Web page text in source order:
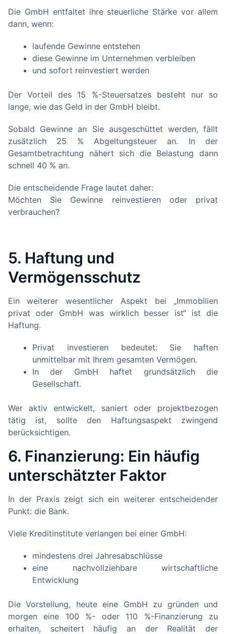
Die GmbH entfaltet ihre steuerliche Stärke vor allem
dann, wenn:
laufende Gewinne entstehen
diese Gewinne im Unternehmen verbleiben
und sofort reinvestiert werden
Der Vorteil des 15 %-Steuersatzes besteht nur so
lange, wie das Geld in der GmbH bleibt.
Sobald Gewinne an Sie ausgeschüttet werden, fällt
zusätzlich 25 % Abgeltungsteuer an. In der
Gesamtbetrachtung nähert sich die Belastung dann
schnell 40 % an.
Die entscheidende Frage lautet daher:
Möchten Sie Gewinne reinvestieren oder privat
verbrauchen?
5. Haftung und
Vermögensschutz
Ein weiterer wesentlicher Aspekt bei „Immobilien
privat oder GmbH was wirklich besser ist“ ist die
Haftung.
Privat investieren bedeutet: Sie haften
unmittelbar mit Ihrem gesamten Vermögen.
In der GmbH haftet grundsätzlich die
Gesellschaft.
Wer aktiv entwickelt, saniert oder projektbezogen
tätig ist, sollte den Haftungsaspekt zwingend
berücksichtigen.
6. Finanzierung: Ein häufig
unterschätzter Faktor
In der Praxis zeigt sich ein weiterer entscheidender
Punkt: die Bank.
Viele Kreditinstitute verlangen bei einer GmbH:
mindestens drei Jahresabschlüsse
eine nachvollziehbare wirtschaftliche
Entwicklung
Die Vorstellung, heute eine GmbH zu gründen und
morgen eine 100 %- oder 110 %-Finanzierung zu
erhalten, scheitert häufig an der Realität der